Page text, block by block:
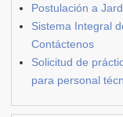
Postulación a
Sistema Integral
Contáctenos
Solicitud de
para personal